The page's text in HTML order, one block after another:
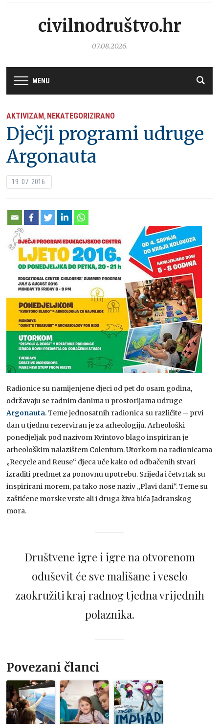
civilnodruštvo.hr
07.08.2026.
MENU
AKTIVIZAM, NEKATEGORIZIRANO
Dječji programi udruge
Argonauta
19. 07. 2016.
Radionice su namijenjene djeci od pet do osam godina,
održavaju se radnim danima u prostorijama udruge
Argonauta. Teme jednosatnih radionica su različite – prvi
dan u tjednu rezerviran je za arheologiju. Arheološki
ponedjeljak pod nazivom Kvintovo blago inspiriran je
arheološkim nalazištem Colentum. Utorkom na radionicama
„Recycle and Reuse“ djeca uče kako od odbačenih stvari
izraditi predmet za ponovnu upotrebu. Srijeda i četvrtak su
inspirirani morem, pa tako nose naziv „Plavi dani“. Teme su
zaštićene morske vrste ali i druga živa bića Jadranskog
mora.
Društvene igre i igre na otvorenom
oduševit će sve mališane i veselo
zaokružiti kraj radnog tjedna vrijednih
polaznika.
Povezani članci